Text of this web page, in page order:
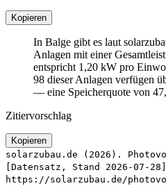
Kopieren
In Balge gibt es laut
Anlagen mit einer
entspricht 1,20 kW pro
98 dieser Anlagen verfügen
— eine Speicherquote von
Zitiervorschlag
Kopieren
solarzubau.de (2026).
[Datensatz, Stand 2026-07-
https://solarzubau.de/